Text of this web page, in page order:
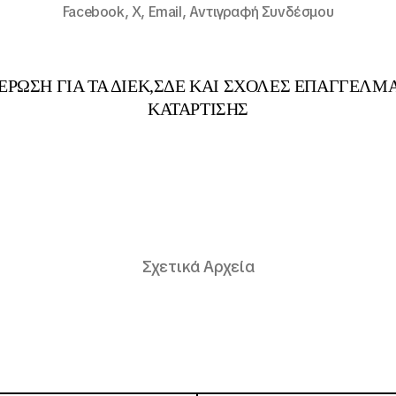
Facebook,X, Email,Αντιγραφή Συνδέσμου
ΓΙΑ ΤΑ ΔΙΕΚ,ΣΔΕ ΚΑΙ ΣΧΟΛΕΣ
ΚΑΤΑΡΤΙΣΗΣ
Σχετικά Αρχεία